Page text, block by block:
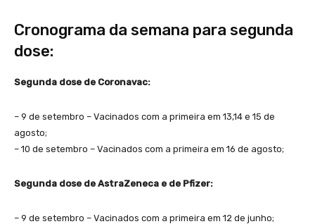
Cronograma da semana para segunda
dose:
Segunda dose de Coronavac:
– 9 de setembro – Vacinados com a primeira em 13,14 e 15 de
agosto;
– 10 de setembro – Vacinados com a primeira em 16 de agosto;
Segunda dose de AstraZeneca e de Pfizer:
– 9 de setembro – Vacinados com a primeira em 12 de junho;